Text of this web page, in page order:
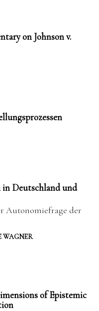
on Johnson v.
in Deutschland und
Autonomiefrage der
of Epistemic